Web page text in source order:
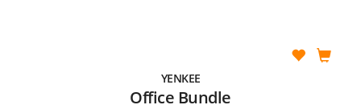
YENKEE
Office Bundle